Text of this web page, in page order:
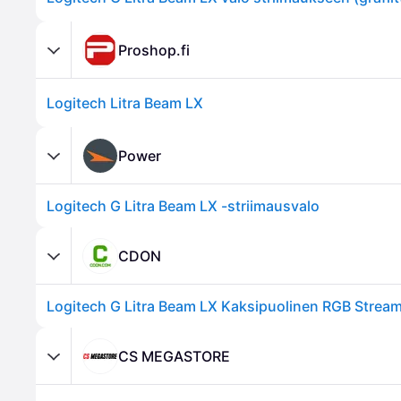
Proshop.fi
Logitech Litra Beam LX
Power
Logitech G Litra Beam LX -striimausvalo
CDON
CS MEGASTORE